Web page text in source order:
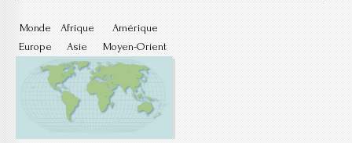
Monde
Europe
Afrique
Asie
Amérique
Moyen-Orient